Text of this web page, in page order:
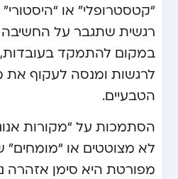
“קטסטרופלי” או
רגשית שתגבר על החשיבה
במקום להתמקד
לרגשות ומנסה לעקוף את
הטבעיים.
הסתמכות על “מקורות
לא מצוטטים או “מומחים”
מפורטת היא סימן אזהרה